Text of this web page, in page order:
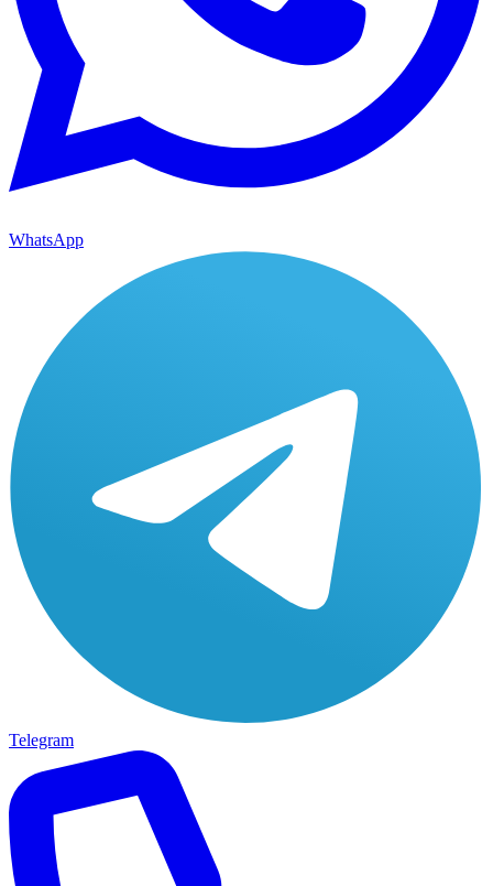
WhatsApp
Telegram